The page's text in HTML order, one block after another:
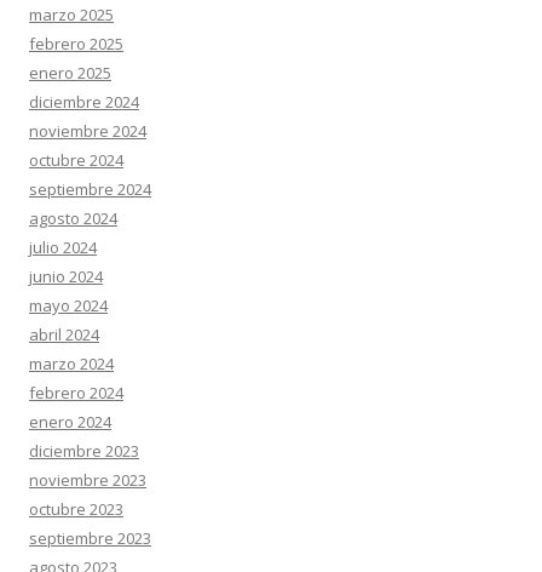
marzo 2025
febrero 2025
enero 2025
diciembre 2024
noviembre 2024
octubre 2024
septiembre 2024
agosto 2024
julio 2024
junio 2024
mayo 2024
abril 2024
marzo 2024
febrero 2024
enero 2024
diciembre 2023
noviembre 2023
octubre 2023
septiembre 2023
agosto 2023